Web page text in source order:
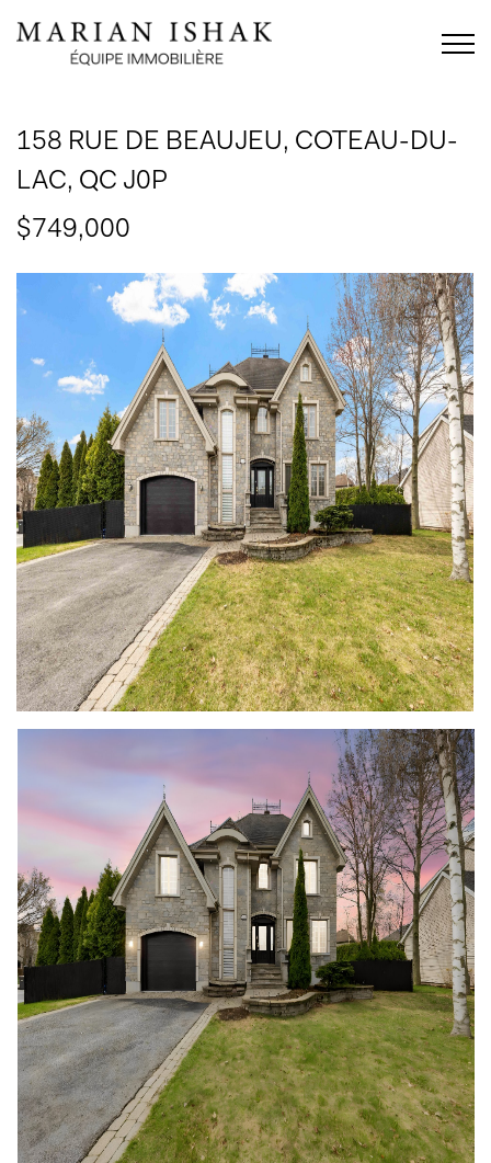
158 RUE DE BEAUJEU, COTEAU-DU-
LAC, QC J0P
$749,000